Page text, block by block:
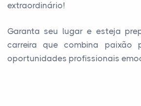
extraordinário!
Garanta seu lugar e esteja
carreira que combina paixão
oportunidades profissionais